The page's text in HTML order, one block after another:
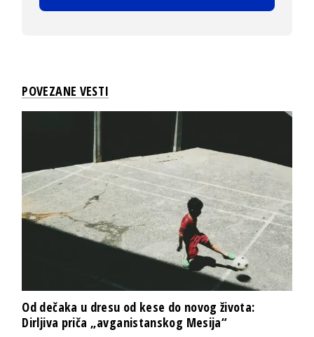
POVEZANE VESTI
Od dečaka u dresu od kese do novog života:
Dirljiva priča „avganistanskog Mesija“